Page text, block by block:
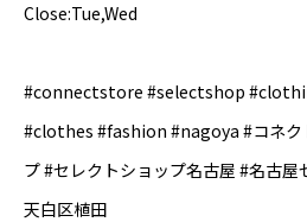
Close:Tue,Wed
#connectstore #selectshop
#clothes #fashion #nagoya #コネク
プ #セレクトショップ名古屋 #名古
天白区植田